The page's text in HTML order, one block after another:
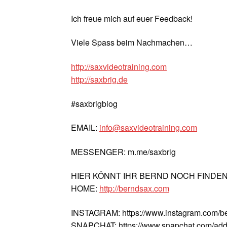
Ich freue mich auf euer Feedback!
Viele Spass beim Nachmachen…
http://saxvideotraining.com
http://saxbrig.de
#saxbrigblog
EMAIL: info@saxvideotraining.com
MESSENGER: m.me/saxbrig
HIER KÖNNT IHR BERND NOCH FINDEN
HOME: http://berndsax.com
INSTAGRAM: https://www.instagram.com/